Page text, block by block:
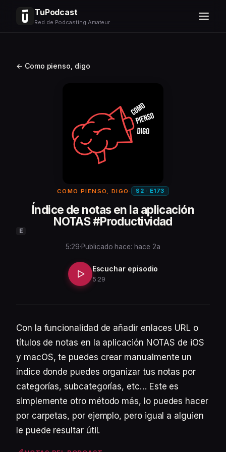
TuPodcast
Red de Podcasting Amateur
← Como pienso, digo
COMO PIENSO, DIGO · S2 · E173
Índice de notas en la aplicación
NOTAS #Productividad
E
5:29·Publicado hace: hace 2a
Escuchar episodio
5:29
Con la funcionalidad de añadir enlaces URL o
títulos de notas en la aplicación NOTAS de iOS
y macOS, te puedes crear manualmente un
índice donde puedes organizar tus notas por
categorías, subcategorías, etc… Este es
simplemente otro método más, lo puedes hacer
por carpetas, por ejemplo, pero igual a alguien
le puede resultar útil.